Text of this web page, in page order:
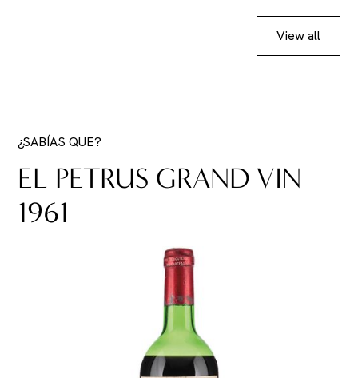
View all
¿SABÍAS QUE?
EL PETRUS GRAND VIN
1961